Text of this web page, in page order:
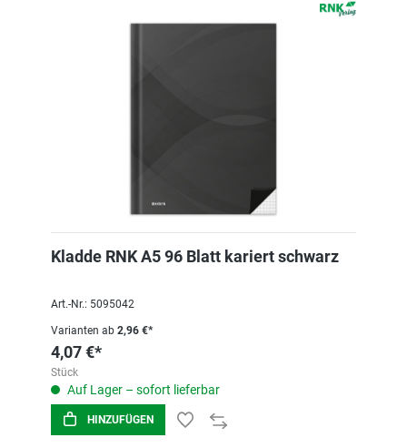
Kladde RNK A5 96 Blatt kariert schwarz
Art.-Nr.: 5095042
Varianten ab 2,96 €*
4,07 €*
Stück
Auf Lager – sofort lieferbar
HINZUFÜGEN